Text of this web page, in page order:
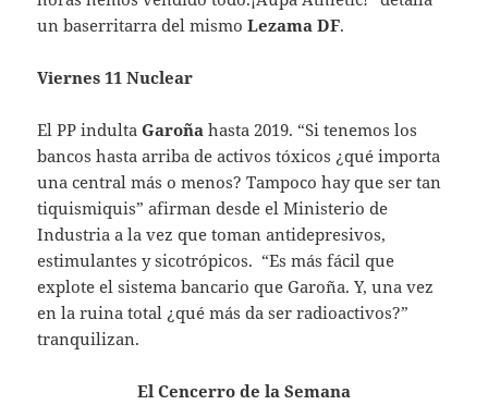
un baserritarra del mismoLezama DF.
Viernes 11 Nuclear
El PP indultaGaroña hasta 2019. “Si tenemos los
bancos hasta arriba de activos tóxicos ¿qué importa
una central más o menos? Tampoco hay que ser tan
tiquismiquis” afirman desde el Ministerio de
Industria a la vez que toman antidepresivos,
estimulantes y sicotrópicos. “Es más fácil que
explote el sistema bancario que Garoña. Y, una vez
en la ruina total ¿qué más da ser radioactivos?”
tranquilizan.
El Cencerro de la Semana